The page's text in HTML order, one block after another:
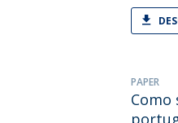
PAPER
Como